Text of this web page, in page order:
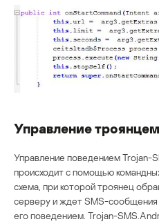
Управление троянцем
Управление поведением Trojan-
происходит с помощью
схема, при которой троянец
серверу и ждет SMS-
его поведением. Trojan-